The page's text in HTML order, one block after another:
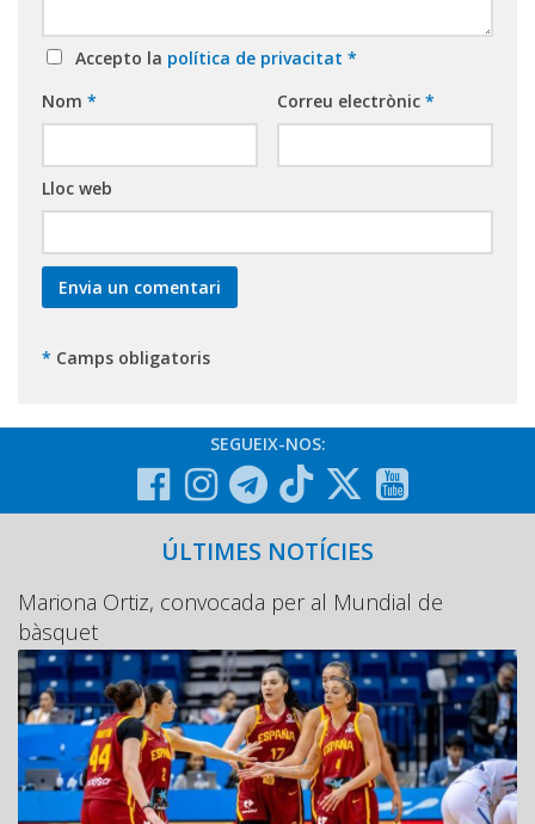
Accepto la política de privacitat *
Nom * Correu electrònic *
Lloc web
* Camps obligatoris
SEGUEIX-NOS:
ÚLTIMES NOTÍCIES
Mariona Ortiz, convocada per al Mundial de
bàsquet